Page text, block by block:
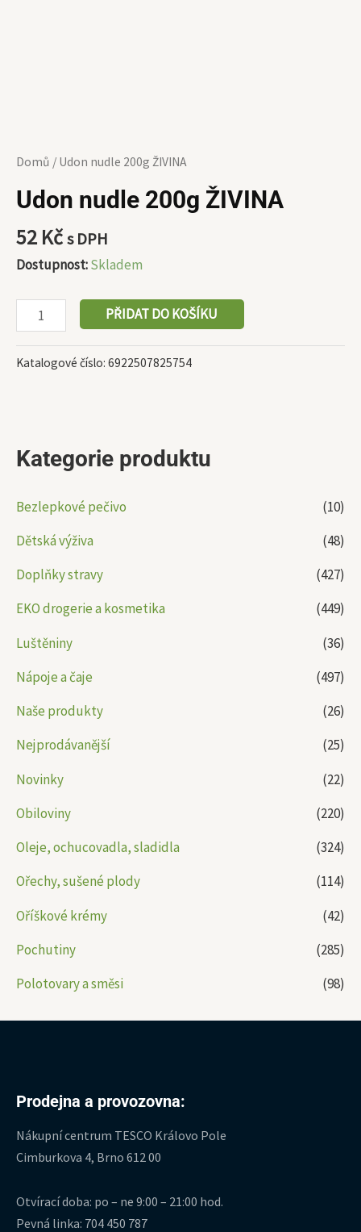
Kategorie produktu
Bezlepkové pečivo
(10)
Dětská výživa
(48)
Doplňky stravy
(427)
EKO drogerie a kosmetika
(449)
Luštěniny
(36)
Nápoje a čaje
(497)
Naše produkty
(26)
Nejprodávanější
(25)
Novinky
(22)
Obiloviny
(220)
Oleje, ochucovadla, sladidla
(324)
Ořechy, sušené plody
(114)
Oříškové krémy
(42)
Pochutiny
(285)
Polotovary a směsi
(98)
Domů / Udon nudle 200g ŽIVINA
Udon nudle 200g ŽIVINA
52 Kčs DPH
Dostupnost:Skladem
PŘIDAT DO KOŠÍKU
Katalogové číslo: 6922507825754
Prodejna a provozovna:
Nákupní centrum TESCO Královo Pole
Cimburkova 4, Brno 612 00
Otvírací doba: po – ne 9:00 – 21:00 hod.
Pevná linka: 704 450 787